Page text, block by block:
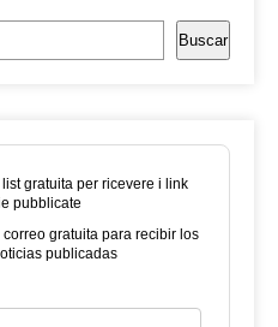
Buscar
gratuita per ricevere i link
pubblicate
gratuita para recibir los
publicadas